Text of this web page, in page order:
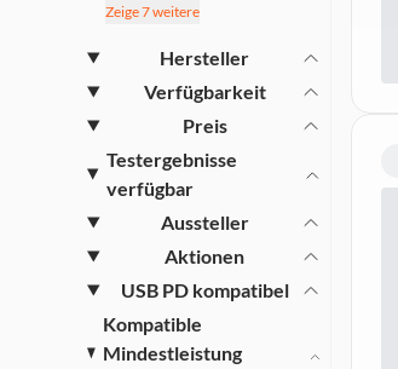
Xiaomi Handys
weitere Top-Handymarken
Telefone & Telefon-Zubehör
Navigationsgeräte
Smart Home
Zeige 7 weitere
Hersteller
Verfügbarkeit
Preis
Testergebnisse
verfügbar
Aussteller
Aktionen
USB PD kompatibel
Kompatible
Mindestleistung